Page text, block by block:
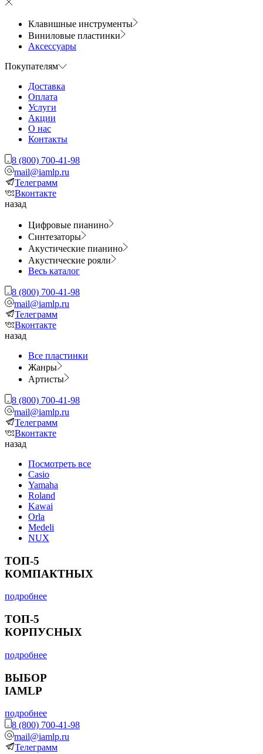
Клавишные инструменты
Виниловые пластинки
Аксессуары
Покупателям
Доставка
Оплата
Услуги
Акции
О нас
Контакты
8 (800) 700-41-98
mail@iamlp.ru
Телеграмм
Вконтакте
назад
Цифровые пианино
Синтезаторы
Акустические пианино
Акустические рояли
Весь каталог
8 (800) 700-41-98
mail@iamlp.ru
Телеграмм
Вконтакте
назад
Все пластинки
Жанры
Артисты
8 (800) 700-41-98
mail@iamlp.ru
Телеграмм
Вконтакте
назад
Посмотреть все
Casio
Yamaha
Roland
Kawai
Orla
Medeli
NUX
ТОП-5
КОМПАКТНЫХ
подробнее
ТОП-5
КОРПУСНЫХ
подробнее
ВЫБОР
IAMLP
подробнее
8 (800) 700-41-98
mail@iamlp.ru
Телеграмм